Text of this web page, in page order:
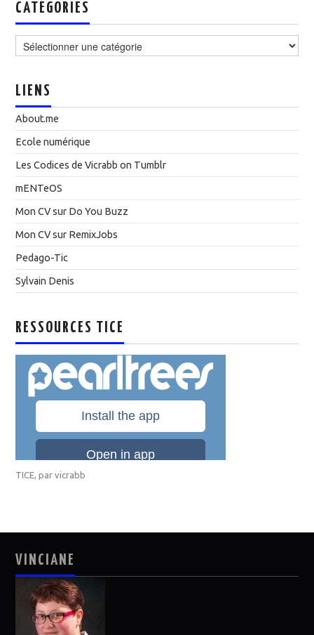
CATÉGORIES
LIENS
About.me
Ecole numérique
Les Codices de Vicrabb on Tumblr
mENTeOS
Mon CV sur Do You Buzz
Mon CV sur RemixJobs
Pedago-Tic
Sylvain Denis
RESSOURCES TICE
TICE, parvicrabb
VINCIANE